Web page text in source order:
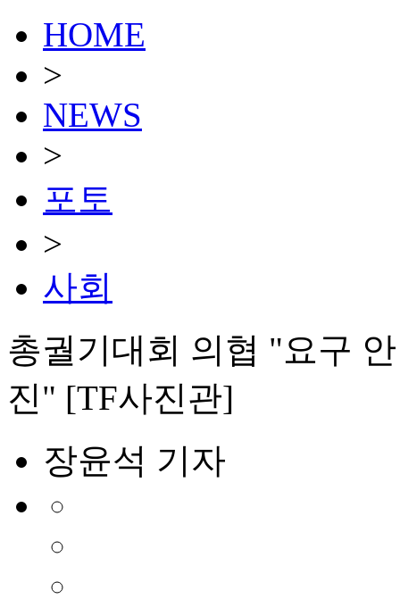
HOME
>
NEWS
>
포토
>
사회
총궐기대회 의협 "요구
진" [TF사진관]
장윤석 기자